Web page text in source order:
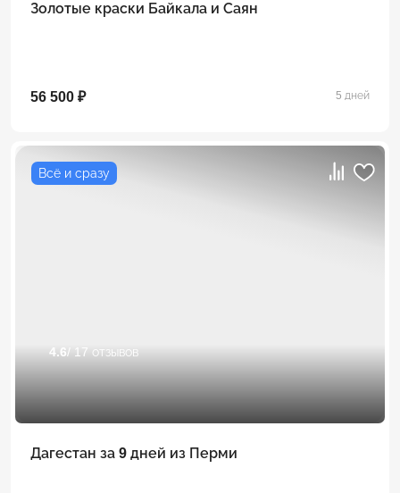
Золотые краски Байкала и Саян
56 500 ₽ 5 дней
Всё и сразу
4.6/ 17 отзывов
Дагестан за 9 дней из Перми